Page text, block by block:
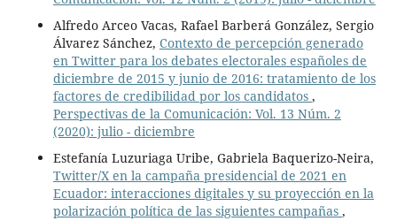
Alfredo Arceo Vacas, Rafael Barberá González, Sergio
Álvarez Sánchez, Contexto de percepción generado
en Twitter para los debates electorales españoles de
diciembre de 2015 y junio de 2016: tratamiento de los
factores de credibilidad por los candidatos ,
Perspectivas de la Comunicación: Vol. 13 Núm. 2
(2020): julio - diciembre
Estefanía Luzuriaga Uribe, Gabriela Baquerizo-Neira,
Twitter/X en la campaña presidencial de 2021 en
Ecuador: interacciones digitales y su proyección en la
polarización política de las siguientes campañas ,